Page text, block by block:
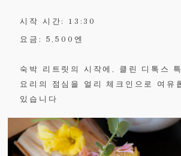
시작 시간: 13:30
요금: 5,500엔
숙박 리트릿의 시작에, 클린 디톡스
요리의 점심을 얼리 체크인으로 여유
있습니다